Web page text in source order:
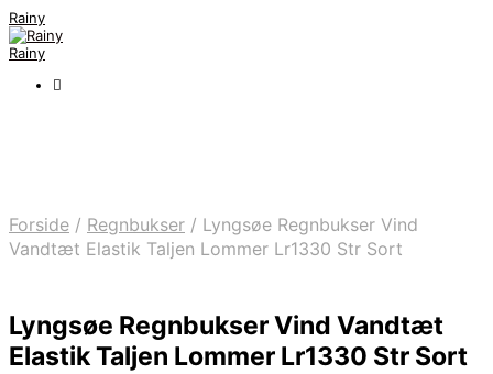
Rainy
Rainy
Forside / Regnbukser / Lyngsøe Regnbukser Vind
Vandtæt Elastik Taljen Lommer Lr1330 Str Sort
Lyngsøe Regnbukser Vind Vandtæt
Elastik Taljen Lommer Lr1330 Str Sort